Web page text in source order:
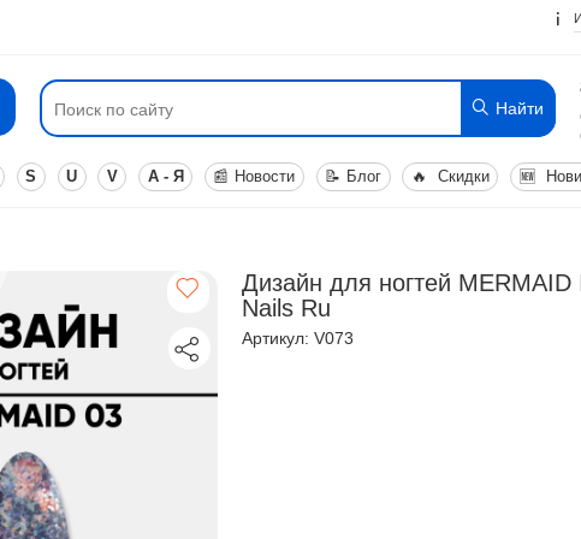
Найти
S U V А - Я 📰 Новости 📝 Блог 🔥 Скидки 🆕
Дизайн для ногтей
Nails Ru
Артикул: V073